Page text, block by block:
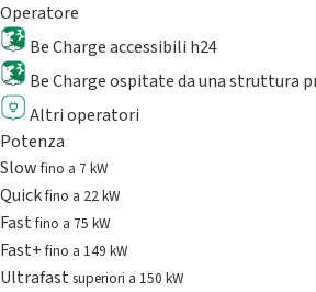
Operatore
Be Charge accessibili h24
Be Charge ospitate da una struttura
Altri operatori
Potenza
Slowfino a 7 kW
Quickfino a 22 kW
Fastfino a 75 kW
Fast+fino a 149 kW
Ultrafast superiori a 150 kW